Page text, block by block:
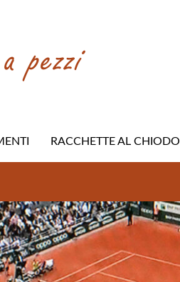
RACCHETTE AL CHIODO